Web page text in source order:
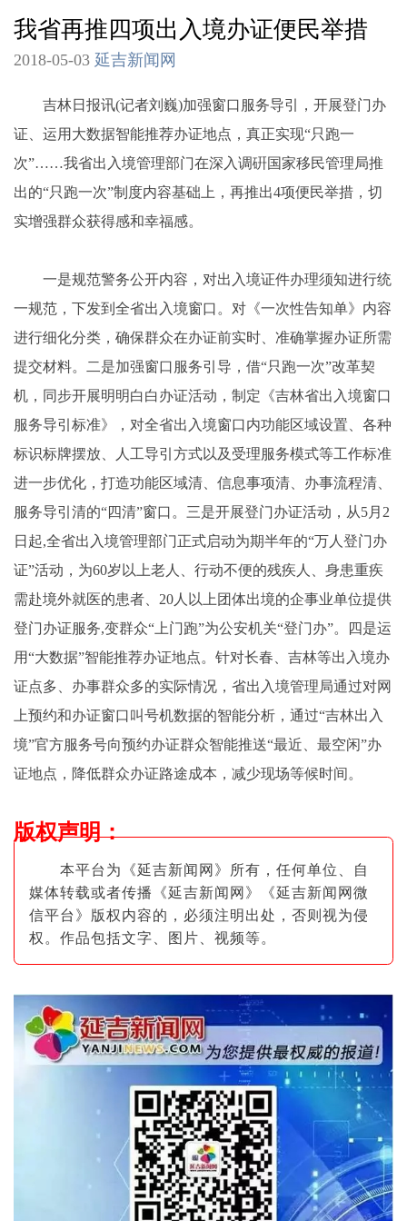
我省再推四项出入境办证便民举措
2018-05-03 延吉新闻网
吉林日报讯(记者刘巍)加强窗口服务导引，开展登门办
证、运用大数据智能推荐办证地点，真正实现“只跑一
次”……我省出入境管理部门在深入调硏国家移民管理局推
出的“只跑一次”制度内容基础上，再推出4项便民举措，切
实增强群众获得感和幸福感。
一是规范警务公开内容，对出入境证件办理须知进行统
一规范，下发到全省出入境窗口。对《一次性告知单》内容
进行细化分类，确保群众在办证前实时、准确掌握办证所需
提交材料。二是加强窗口服务引导，借“只跑一次”改革契
机，同步开展明明白白办证活动，制定《吉林省出入境窗口
服务导引标准》，对全省出入境窗口内功能区域设置、各种
标识标牌摆放、人工导引方式以及受理服务模式等工作标准
进一步优化，打造功能区域清、信息事项清、办事流程清、
服务导引清的“四清”窗口。三是开展登门办证活动，从5月2
日起,全省出入境管理部门正式启动为期半年的“万人登门办
证”活动，为60岁以上老人、行动不便的残疾人、身患重疾
需赴境外就医的患者、20人以上团体出境的企事业单位提供
登门办证服务,变群众“上门跑”为公安机关“登门办”。四是运
用“大数据”智能推荐办证地点。针对长春、吉林等出入境办
证点多、办事群众多的实际情况，省出入境管理局通过对网
上预约和办证窗口叫号机数据的智能分析，通过“吉林出入
境”官方服务号向预约办证群众智能推送“最近、最空闲”办
证地点，降低群众办证路途成本，减少现场等候时间。
版权声明：
本平台为《延吉新闻网》所有，任何单位、自
媒体转载或者传播《延吉新闻网》《延吉新闻网微
信平台》版权内容的，必须注明出处，否则视为侵
权。作品包括文字、图片 、视频等。